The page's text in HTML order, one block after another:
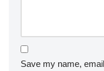
Save my name,